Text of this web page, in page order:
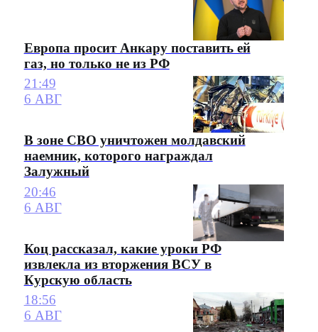
Европа просит Анкару поставить ей
газ, но только не из РФ
21:49
6 АВГ
В зоне СВО уничтожен молдавский
наемник, которого награждал
Залужный
20:46
6 АВГ
Коц рассказал, какие уроки РФ
извлекла из вторжения ВСУ в
Курскую область
18:56
6 АВГ